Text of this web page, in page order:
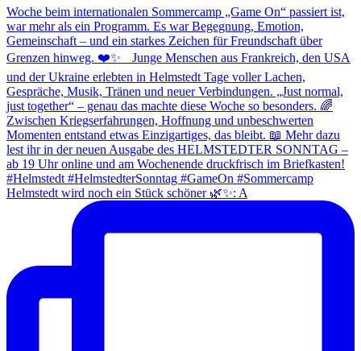
Helmstedt wird noch ein Stück schöner 🌿✨: A